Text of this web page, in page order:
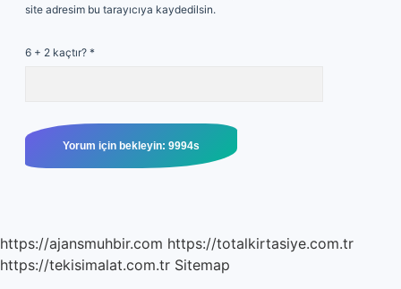
site adresim bu tarayıcıya kaydedilsin.
6 + 2 kaçtır? *
https://ajansmuhbir.com https://totalkirtasiye.com.tr
https://tekisimalat.com.tr Sitemap